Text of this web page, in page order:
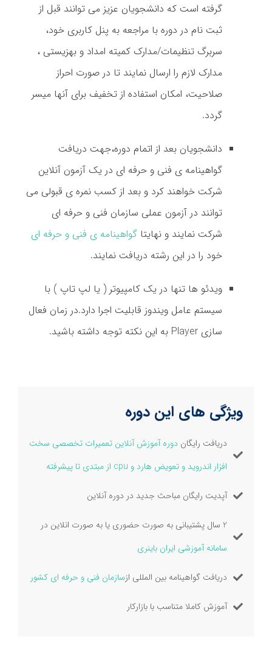
گرفته است که دانشجویان عزیز می توانند قبل از
ثبت نام در دوره با مراجعه به پنل کاربری خود،
سربرگ تنظیمات/مدارک کمیته امداد و بهزیستی ،
مدارک لازم را ارسال نمایند تا در صورت احراز
صلاحیت، امکان استفاده از تخفیف برای آنها میسر
گردد.
دانشجویان بعد از اتمام دوره،جهت دریافت
گواهینامه ی فنی و حرفه ای در یک آزمون آنلاین
شرکت خواهند کرد و بعد از کسب نمره ی قبولی می
توانند در آزمون عملی سازمان فنی و حرفه ای
شرکت نمایند و نهایتاگواهینامه ی فنی و حرفه ای
خود را در این رشته دریافت نمایند.
ویدئو ها تنها در یک کامپیوتر ( یا لپ تاپ ) با
سیستم عامل ویندوز قابلیت اجرا دارد.در زمان فعال
سازی Player به این نکته توجه داشته باشید.
ویژگی های این دوره
دریافت رایگان دوره آموزش آنلاین تعمیرات تخصصی سخت
افزار اندروید و تعویض هارد و cpu از مبتدی تا پیشرفته
آپدیت رایگان مباحث جدید در دوره آنلاین
2 سال پشتیبانی به صورت حضوری یا به صورت انلاین در
سامانه آموزشی ایران باینری
دریافت گواهینامه بین المللی ازسازمان فنی و حرفه ای کشور
آموزش کاملا متناسب با بازارکار